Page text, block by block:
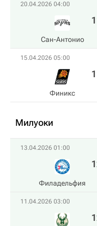
20.04.2026 04:00
Сан-Антонио
15.04.2026 05:00
Финикс
Милуоки
13.04.2026 01:00
Филадельфия
11.04.2026 03:00